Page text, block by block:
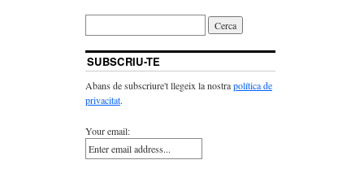
SUBSCRIU-TE
Abans de subscriure't llegeix la nostrapolítica de
privacitat.
Your email: